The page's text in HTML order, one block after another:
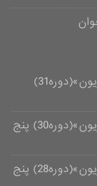
شروع دوره «گویندگی و اجرا در رادیو و تلویزیون»(دوره31)
شروع دوره «گویندگی و اجرا در رادیو و تلویزیون»(دوره30) پنج
شروع دوره «گویندگی و اجرا در رادیو و تلویزیون»(دوره28) پنج